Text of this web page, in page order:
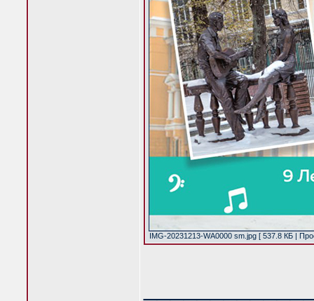
IMG-20231213-WA0000 sm.jpg [ 537.8 КБ |